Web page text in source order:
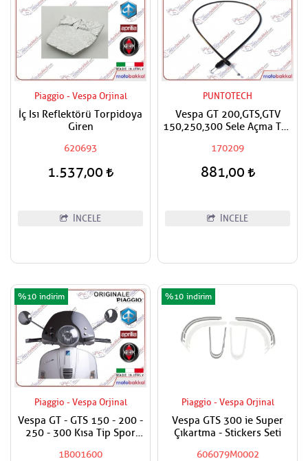
Piaggio - Vespa Orjinal
İç Isı Reflektörü Torpidoya
Giren
620693
1.537,00
İNCELE
PUNTOTECH
Vespa GT 200,GTS,GTV
150,250,300 Sele Açma Teli
170209
881,00
İNCELE
Piaggio - Vespa Orjinal
Vespa GT - GTS 150 - 200 -
250 - 300 Kısa Tip Spor
1B001600
%10
Piaggio - Vespa Orjinal
Vespa GTS 300 ie Super
Çıkartma - Stickers Seti
606079M0002
%10